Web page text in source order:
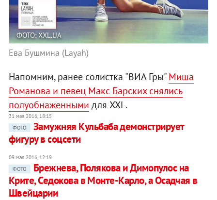
ФОТО: XXL.UA
Ева Бушмина (Layah)
Напомним, ранее солистка "ВИА Гры"Миша
Романова и певец Макс Барских снялись
полуобнаженными для XXL.
31 мая 2016, 18:15
ФОТО
Замужняя Кульбаба демонстрирует
фигуру в соцсети
09 мая 2016, 12:19
ФОТО
Брежнева, Полякова и Димопулос на
Крите, Седокова в Монте-Карло, а Осадчая в
Швейцарии